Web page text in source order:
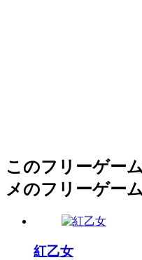
このフリーゲー
メのフリーゲー
紅乙女